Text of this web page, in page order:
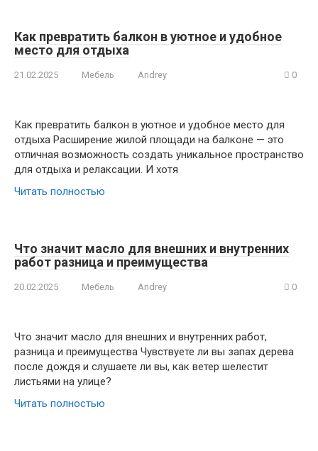
Как превратить балкон в уютное и удобное
место для отдыха
21.02.2025 Мебель Andrey 0
Как превратить балкон в уютное и удобное место для
отдыха Расширение жилой площади на балконе — это
отличная возможность создать уникальное пространство
для отдыха и релаксации. И хотя
Читать полностью
Что значит масло для внешних и внутренних
работ разница и преимущества
20.02.2025 Мебель Andrey 0
Что значит масло для внешних и внутренних работ,
разница и преимущества Чувствуете ли вы запах дерева
после дождя и слушаете ли вы, как ветер шелестит
листьями на улице?
Читать полностью